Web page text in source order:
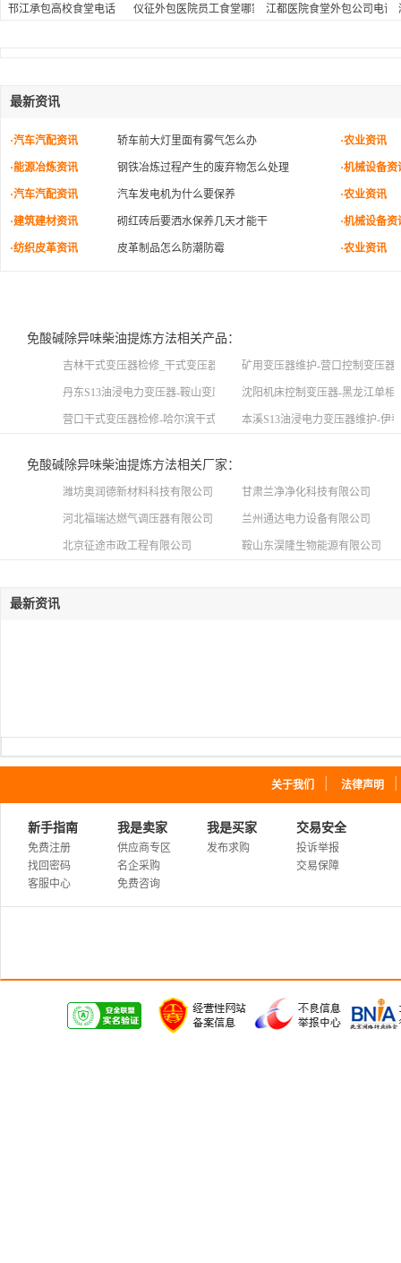
邗江承包高校食堂电话 仪征外包医院员工食堂哪家好,医院员工食堂外包联系方
江都医院食堂外包公司电话
最新资讯
·汽车汽配资讯 轿车前大灯里面有雾气怎么办 ·农业资讯
·能源冶炼资讯 钢铁冶炼过程产生的废弃物怎么处理 ·机械设备资
·汽车汽配资讯 汽车发电机为什么要保养 ·农业资讯
·建筑建材资讯 砌红砖后要洒水保养几天才能干 ·机械设备资
·纺织皮革资讯 皮革制品怎么防潮防霉 ·农业资讯
免酸碱除异味柴油提炼方法相关产品：
吉林干式变压器检修_干式变压器厂家 矿用变压器维护-营口控制变压器
丹东S13油浸电力变压器-鞍山变压器维护-辽宁变压器维护
沈阳机床控制变压器-黑龙江单
营口干式变压器检修-哈尔滨干式变压器维修-大庆干式变压器维修
本溪S13油浸电力变压器维护-伊
免酸碱除异味柴油提炼方法相关厂家：
潍坊奥润德新材料科技有限公司 甘肃兰净净化科技有限公司
河北福瑞达燃气调压器有限公司 兰州通达电力设备有限公司
北京征途市政工程有限公司 鞍山东淏隆生物能源有限公司
最新资讯
关于我们 法律声明
新手指南
免费注册
找回密码
客服中心
我是卖家
供应商专区
名企采购
免费咨询
我是买家
发布求购
交易安全
投诉举报
交易保障